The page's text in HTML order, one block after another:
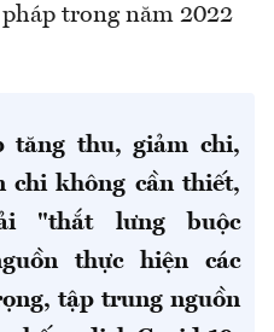
trong năm 2022
tăng thu, giảm chi,
chi không cần thiết,
"thắt lưng buộc
thực hiện các
tập trung nguồn